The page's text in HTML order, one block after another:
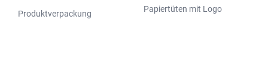
Produktverpackung
Papiertüten mit Logo